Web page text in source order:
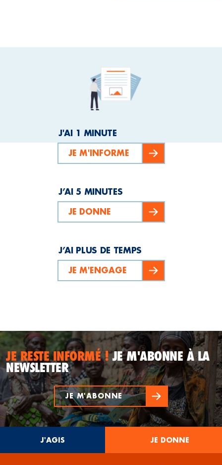
J'AI 1 MINUTE
JE M'INFORME
J’AI 5 MINUTES
JE DONNE
J’AI PLUS DE TEMPS
JE M'ENGAGE
JE RESTE INFORMÉ !JE M'ABONNE À LA
NEWSLETTER
JE M'ABONNE
J'AGIS JE DONNE